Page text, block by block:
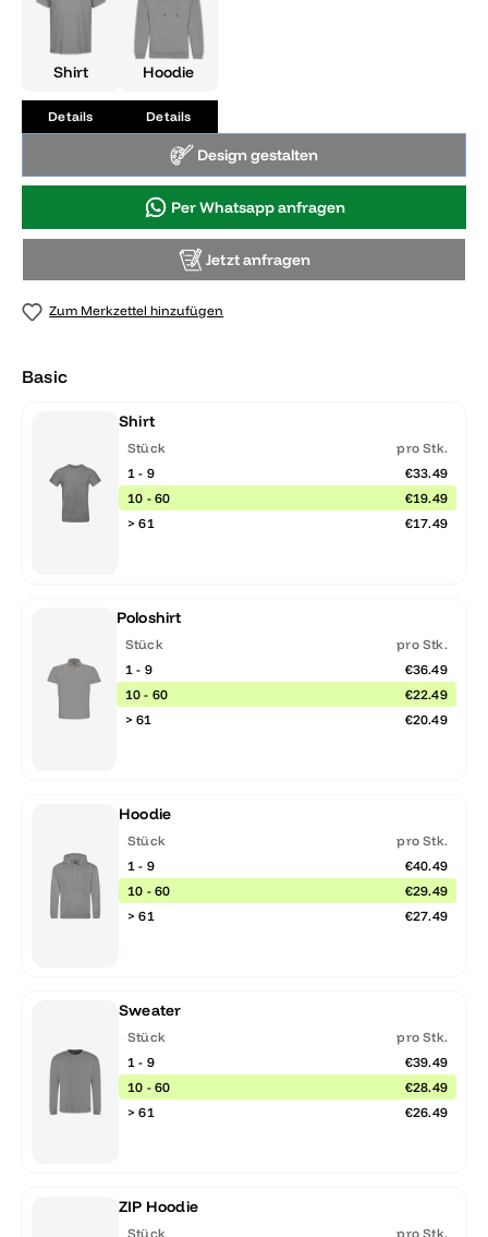
Shirt
Details
Hoodie
Details
Design gestalten
Per Whatsapp anfragen
Jetzt anfragen
Zum Merkzettel hinzufügen
Basic
Shirt
Stück
pro Stk.
1 - 9
€33.49
10 - 60
€19.49
> 61
€17.49
Poloshirt
Stück
pro Stk.
1 - 9
€36.49
10 - 60
€22.49
> 61
€20.49
Hoodie
Stück
pro Stk.
1 - 9
€40.49
10 - 60
€29.49
> 61
€27.49
Sweater
Stück
pro Stk.
1 - 9
€39.49
10 - 60
€28.49
> 61
€26.49
ZIP Hoodie
Stück pro Stk.